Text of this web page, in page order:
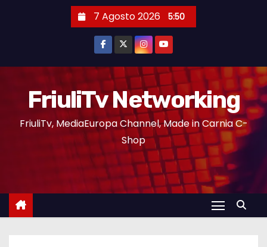
7 Agosto 2026 5:50
FriuliTv Networking
FriuliTv, MediaEuropa Channel, Made in Carnia C-
Shop